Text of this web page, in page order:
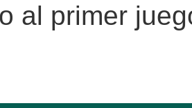
al primer